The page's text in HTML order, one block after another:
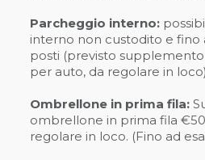
Parcheggio interno:
interno non custodito e fino
posti (previsto
per auto, da regolare in
Ombrellone in prima fila:
ombrellone in prima fila
regolare in loco. (Fino ad